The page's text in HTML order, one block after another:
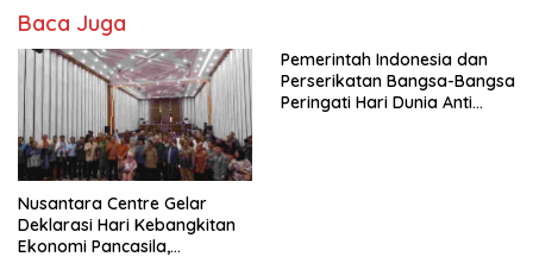
Baca Juga
Nusantara Centre Gelar
Deklarasi Hari Kebangkitan
Ekonomi Pancasila,
Pemerintah Indonesia dan
Perserikatan Bangsa-Bangsa
Peringati Hari Dunia Anti